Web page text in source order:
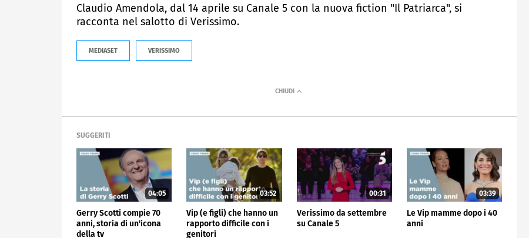
Claudio Amendola, dal 14 aprile su Canale 5 con la nuova fiction "Il Patriarca", si
racconta nel salotto di Verissimo.
MEDIASET VERISSIMO
SUGGERITI
04:05
Gerry Scotti compie 70
anni, storia di un'icona
della tv
03:52
Vip (e figli) che hanno un
rapporto difficile con i
genitori
00:31
Verissimo da settembre
su Canale 5
03:39
Le Vip mamme dopo i 40
anni